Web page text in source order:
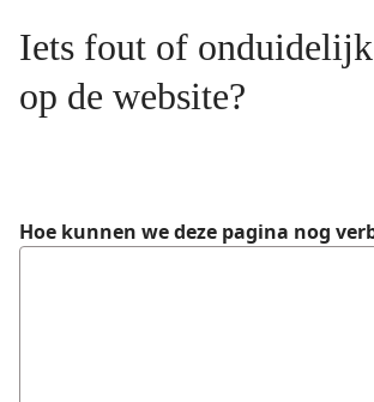
Iets fout of
op de website?
Hoe kunnen we deze pagina nog